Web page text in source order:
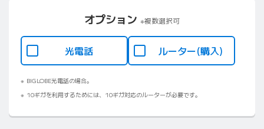
オプション ※複数選択可
光電話 ルーター(購入)
BIGLOBE光電話の場合。
10ギガを利用するためには、10ギガ対応のルーターが必要です。